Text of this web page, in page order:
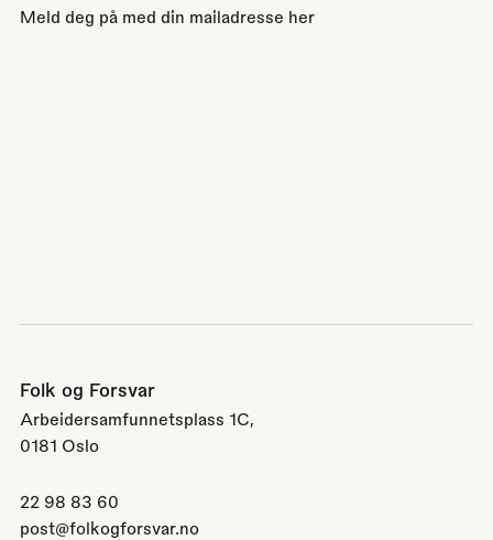
Meld deg på med din mailadresse her
Folk og Forsvar
Arbeidersamfunnetsplass 1C,
0181 Oslo
22 98 83 60
post@folkogforsvar.no